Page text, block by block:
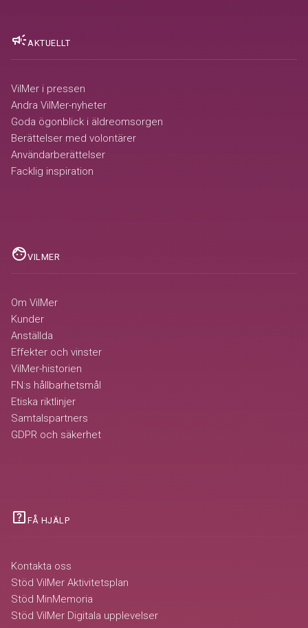
campaignAKTUELLT
VilMer i pressen
Andra VilMer-nyheter
Goda ögonblick i äldreomsorgen
Berättelser med volontärer
Användarberättelser
Facklig inspiration
faceVILMER
Om VilMer
Kunder
Anställda
Effekter och vinster
VilMer-historien
FN:s hållbarhetsmål
Etiska riktlinjer
Samtalspartners
GDPR och säkerhet
help_center FÅ HJÄLP
Kontakta oss
Stöd VilMer Aktivitetsplan
Stöd MinMemoria
Stöd VilMer Digitala upplevelser